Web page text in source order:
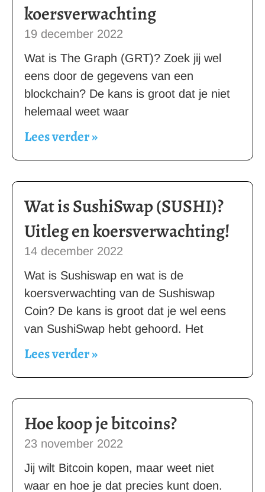
koersverwachting
19 december 2022
Wat is The Graph (GRT)? Zoek jij wel
eens door de gegevens van een
blockchain? De kans is groot dat je niet
helemaal weet waar
Lees verder »
Wat is SushiSwap (SUSHI)?
Uitleg en koersverwachting!
14 december 2022
Wat is Sushiswap en wat is de
koersverwachting van de Sushiswap
Coin? De kans is groot dat je wel eens
van SushiSwap hebt gehoord. Het
Lees verder »
Hoe koop je bitcoins?
23 november 2022
Jij wilt Bitcoin kopen, maar weet niet
waar en hoe je dat precies kunt doen.